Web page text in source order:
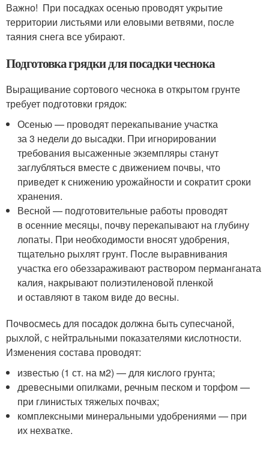
Важно! При посадках осенью проводят укрытие
территории листьями или еловыми ветвями, после
таяния снега все убирают.
Подготовка грядки для посадки чеснока
Выращивание сортового чеснока в открытом грунте
требует подготовки грядок:
Осенью — проводят перекапывание участка
за 3 недели до высадки. При игнорировании
требования высаженные экземпляры станут
заглубляться вместе с движением почвы, что
приведет к снижению урожайности и сократит сроки
хранения.
Весной — подготовительные работы проводят
в осенние месяцы, почву перекапывают на глубину
лопаты. При необходимости вносят удобрения,
тщательно рыхлят грунт. После выравнивания
участка его обеззараживают раствором перманганата
калия, накрывают полиэтиленовой пленкой
и оставляют в таком виде до весны.
Почвосмесь для посадок должна быть супесчаной,
рыхлой, с нейтральными показателями кислотности.
Изменения состава проводят:
известью (1 ст. на м2) — для кислого грунта;
древесными опилками, речным песком и торфом —
при глинистых тяжелых почвах;
комплексными минеральными удобрениями — при
их нехватке.